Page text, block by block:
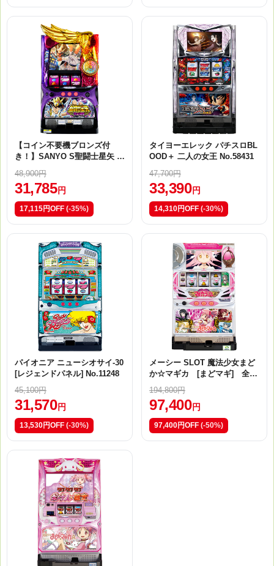
【コイン不要機ブロンズ付
き！】SANYO S聖闘士星矢 冥
4732
48,900円
31,785円
17,115円OFF (-35%)
タイヨーエレック パチスロBL
OOD＋ 二人の女王 No.58431
47,700円
33,390円
14,310円OFF (-30%)
パイオニア ニューシオサイ-30
[レジェンドパネル] No.11248
45,100円
31,570 円
13,530円OFF (-30%)
メーシー SLOT 魔法少女まど
か☆マギカ [まどマギ] 全員
194,800円
97,400 円
97,400円OFF (-50%)